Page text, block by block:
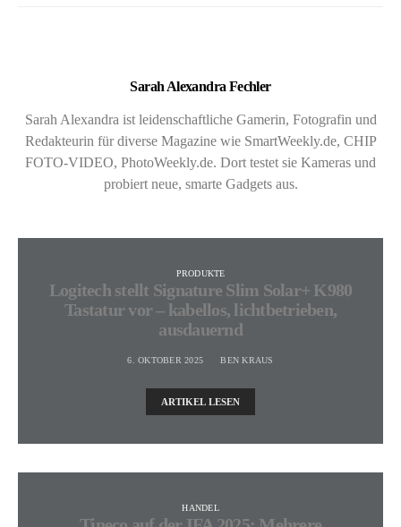
Sarah Alexandra Fechler
Sarah Alexandra ist leidenschaftliche Gamerin, Fotografin und
Redakteurin für diverse Magazine wie SmartWeekly.de, CHIP
FOTO-VIDEO, PhotoWeekly.de. Dort testet sie Kameras und
probiert neue, smarte Gadgets aus.
PRODUKTE
Logitech stellt Signature Slim Solar+ K980
Tastatur vor – kabellos, lichtbetrieben,
ausdauernd
6. OKTOBER 2025 BEN KRAUS
ARTIKEL LESEN
HANDEL